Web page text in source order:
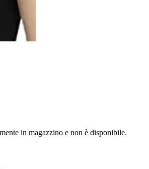
in magazzino e non è disponibile.